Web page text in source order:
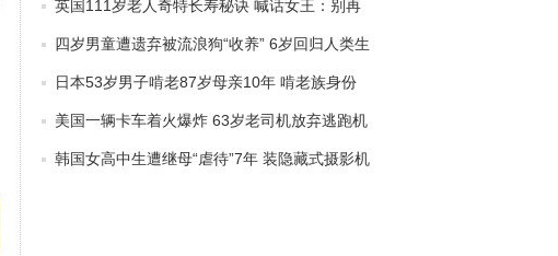
英国111岁老人奇特长寿秘诀 喊话女王：别再
寄生日卡片
四岁男童遭遗弃被流浪狗“收养” 6岁回归人类生
日本53岁男子啃老87岁母亲10年 啃老族身份
遭质疑
美国一辆卡车着火爆炸 63岁老司机放弃逃跑机
会
韩国女高中生遭继母“虐待”7年 装隐藏式摄影机